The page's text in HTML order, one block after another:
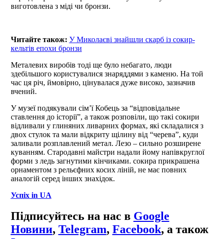
виготовлена з міді чи бронзи.
Читайте також: У Миколаєві знайшли скарб із сокир-
кельтів епохи бронзи
Металевих виробів тоді ще було небагато, люди
здебільшого користувалися знаряддями з каменю. На той
час ця річ, ймовірно, цінувалася дуже високо, зазначив
вчений.
У музеї подякували сім’ї Кобець за “відповідальне
ставлення до історії”, а також розповіли, що такі сокири
відливали у глиняних ливарних формах, які складалися з
двох стулок та мали відкриту щілину від “черева”, куди
заливали розплавлений метал. Лезо – сильно розширене
куванням. Стародавні майстри надали йому напівкруглої
форми з ледь загнутими кінчиками. сокира прикрашена
орнаментом з рельєфних косих ліній, не має повних
аналогій серед інших знахідок.
Успіх in UA
Підписуйтесь на нас в Google
Новини, Telegram, Facebook, а також